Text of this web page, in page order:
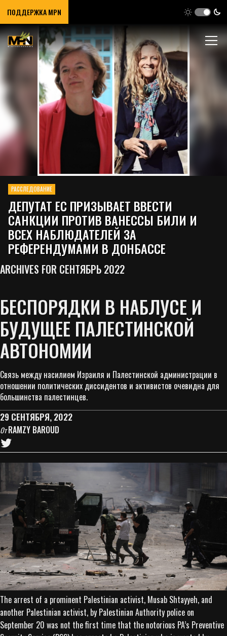
ПОДДЕРЖКА MPN
РАССЛЕДОВАНИЕ
ДЕПУТАТ ЕС ПРИЗЫВАЕТ ВВЕСТИ
САНКЦИИ ПРОТИВ ВАНЕССЫ БИЛИ И
ВСЕХ НАБЛЮДАТЕЛЕЙ ЗА
РЕФЕРЕНДУМАМИ В ДОНБАССЕ
ARCHIVES FOR СЕНТЯБРЬ 2022
БЕСПОРЯДКИ В НАБЛУСЕ И
БУДУЩЕЕ ПАЛЕСТИНСКОЙ
АВТОНОМИИ
Связь между насилием Израиля и Палестинской администрации в
отношении политических диссидентов и активистов очевидна для
большинства палестинцев.
29 СЕНТЯБРЯ, 2022
ОтRAMZY BAROUD
The arrest of a prominent Palestinian activist, Musab Shtayyeh, and
another Palestinian activist, by Palestinian Authority police on
September 20 was not the first time that the notorious PA’s Preventive